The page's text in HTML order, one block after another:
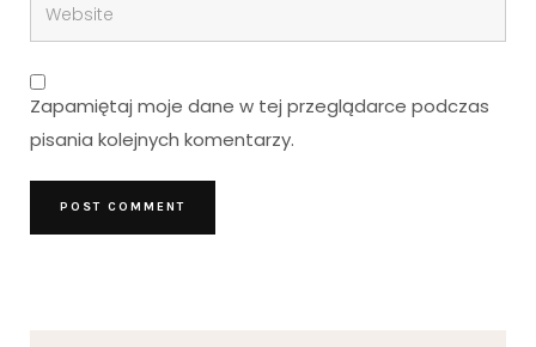
Zapamiętaj moje dane w tej przeglądarce podczas
pisania kolejnych komentarzy.